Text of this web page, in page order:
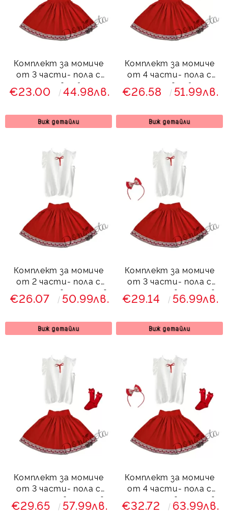
Комплект за момиче
от 3 части- пола с
етно мотиви, блуза с
къдрици и диадема
€23.00 44.98лв.
Виж детайли
Комплект за момиче
от 4 части- пола с
етно мотиви, блуза с
къдрици, диадема и
€26.58 51.99лв.
Виж детайли
Комплект за момиче
от 2 части- пола с
етно мотиви и риза в
бяло с червена
€26.07 50.99лв.
Виж детайли
Комплект за момиче
от 3 части- пола с
етно мотиви, риза в
бяло с червена
€29.14 56.99лв.
Виж детайли
Комплект за момиче
от 3 части- пола с
етно мотиви, риза в
бяло с червена
€29.65 57.99лв.
Комплект за момиче
от 4 части- пола с
етно мотиви, риза в
бяло, диадема и
€32.72 63.99лв.